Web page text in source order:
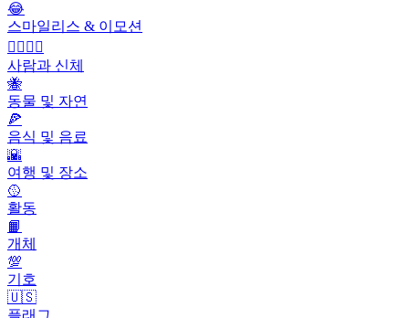
😂
스마일리스 & 이모션
👩‍❤️‍💋‍👨
사람과 신체
🐝
동물 및 자연
🍕
음식 및 음료
🌇
여행 및 장소
🥎
활동
📙
개체
💯
기호
🇺🇸
플래그